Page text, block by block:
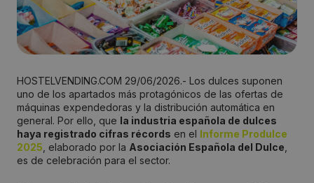
HOSTELVENDING.COM 29/06/2026.- Los dulces suponen
uno de los apartados más protagónicos de las ofertas de
máquinas expendedoras y la distribución automática en
general. Por ello, que la industria española de dulces
haya registrado cifras récords en el Informe Produlce
2025 , elaborado por la Asociación Española del Dulce
es de celebración para el sector.